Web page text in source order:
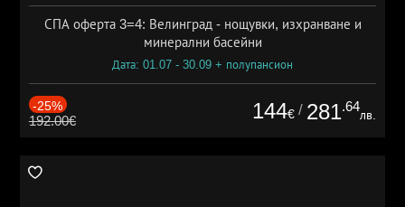
СПА оферта 3=4: Велинград - нощувки, изхранване и
минерални басейни
Дата: 01.07 - 30.09 + полупансион
-25%
192.00€ 144€ / 281.64
лв.